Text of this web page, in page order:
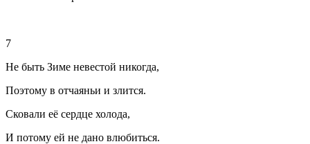
7
Не быть Зиме невестой никогда,
Поэтому в отчаяньи и злится.
Сковали её сердце холода,
И потому ей не дано влюбиться.